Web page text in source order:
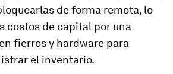
de forma remota, lo
costos de capital por una
fierros y hardware para
el inventario.